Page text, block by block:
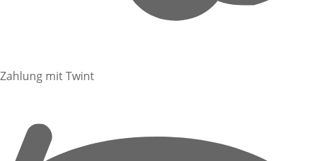
Zahlung mit Twint